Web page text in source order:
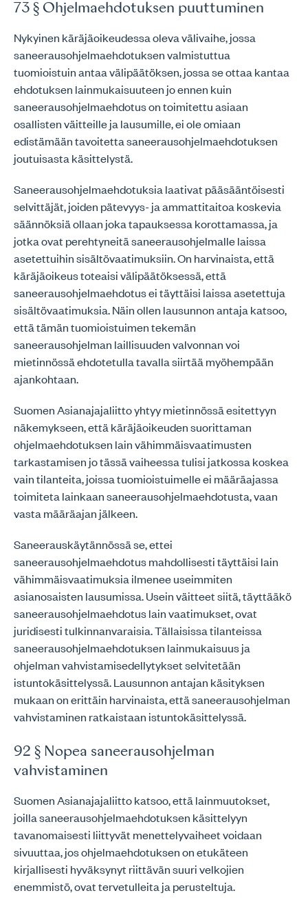
73 § Ohjelmaehdotuksen puuttuminen
Nykyinen käräjäoikeudessa oleva välivaihe, jossa
saneerausohjelmaehdotuksen valmistuttua
tuomioistuin antaa välipäätöksen, jossa se ottaa kantaa
ehdotuksen lainmukaisuuteen jo ennen kuin
saneerausohjelmaehdotus on toimitettu asiaan
osallisten väitteille ja lausumille, ei ole omiaan
edistämään tavoitetta saneerausohjelmaehdotuksen
joutuisasta käsittelystä.
Saneerausohjelmaehdotuksia laativat pääsääntöisesti
selvittäjät, joiden pätevyys- ja ammattitaitoa koskevia
säännöksiä ollaan joka tapauksessa korottamassa, ja
jotka ovat perehtyneitä saneerausohjelmalle laissa
asetettuihin sisältövaatimuksiin. On harvinaista, että
käräjäoikeus toteaisi välipäätöksessä, että
saneerausohjelmaehdotus ei täyttäisi laissa asetettuja
sisältövaatimuksia. Näin ollen lausunnon antaja katsoo,
että tämän tuomioistuimen tekemän
saneerausohjelman laillisuuden valvonnan voi
mietinnössä ehdotetulla tavalla siirtää myöhempään
ajankohtaan.
Suomen Asianajajaliitto yhtyy mietinnössä esitettyyn
näkemykseen, että käräjäoikeuden suorittaman
ohjelmaehdotuksen lain vähimmäisvaatimusten
tarkastamisen jo tässä vaiheessa tulisi jatkossa koskea
vain tilanteita, joissa tuomioistuimelle ei määräajassa
toimiteta lainkaan saneerausohjelmaehdotusta, vaan
vasta määräajan jälkeen.
Saneerauskäytännössä se, ettei
saneerausohjelmaehdotus mahdollisesti täyttäisi lain
vähimmäisvaatimuksia ilmenee useimmiten
asianosaisten lausumissa. Usein väitteet siitä, täyttääkö
saneerausohjelmaehdotus lain vaatimukset, ovat
juridisesti tulkinnanvaraisia. Tällaisissa tilanteissa
saneerausohjelmaehdotuksen lainmukaisuus ja
ohjelman vahvistamisedellytykset selvitetään
istuntokäsittelyssä. Lausunnon antajan käsityksen
mukaan on erittäin harvinaista, että saneerausohjelman
vahvistaminen ratkaistaan istuntokäsittelyssä.
92 § Nopea saneerausohjelman
vahvistaminen
Suomen Asianajajaliitto katsoo, että lainmuutokset,
joilla saneerausohjelmaehdotuksen käsittelyyn
tavanomaisesti liittyvät menettelyvaiheet voidaan
sivuuttaa, jos ohjelmaehdotuksen on etukäteen
kirjallisesti hyväksynyt riittävän suuri velkojien
enemmistö, ovat tervetulleita ja perusteltuja.